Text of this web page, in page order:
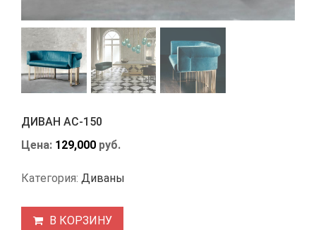
ДИВАН АС-150
Цена: 129,000 руб.
Категория: Диваны
В КОРЗИНУ